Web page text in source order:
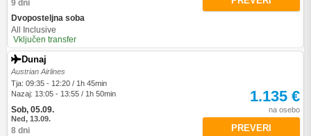
9 dni
Dvoposteljna soba
All Inclusive
Vključen transfer
Dunaj
Austrian Airlines
Tja: 09:35 - 12:20 / 1h 45min
Nazaj: 13:05 - 13:55 / 1h 50min
Sob, 05.09.
Ned, 13.09.
8 dni
1.135 €
na osebo
PREVERI